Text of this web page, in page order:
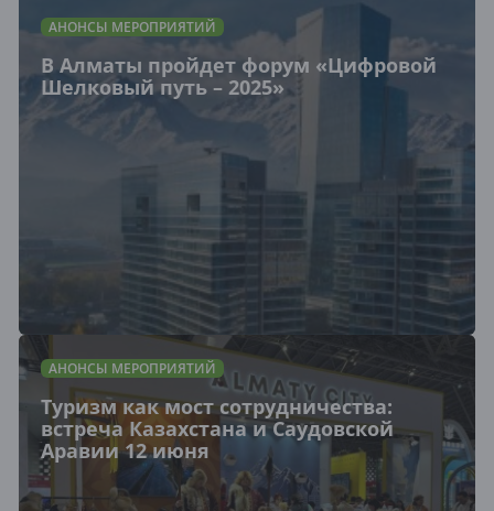
АНОНСЫ МЕРОПРИЯТИЙ
В Алматы пройдет форум «Цифровой
Шелковый путь – 2025»
АНОНСЫ МЕРОПРИЯТИЙ
Туризм как мост сотрудничества:
встреча Казахстана и Саудовской
Аравии 12 июня